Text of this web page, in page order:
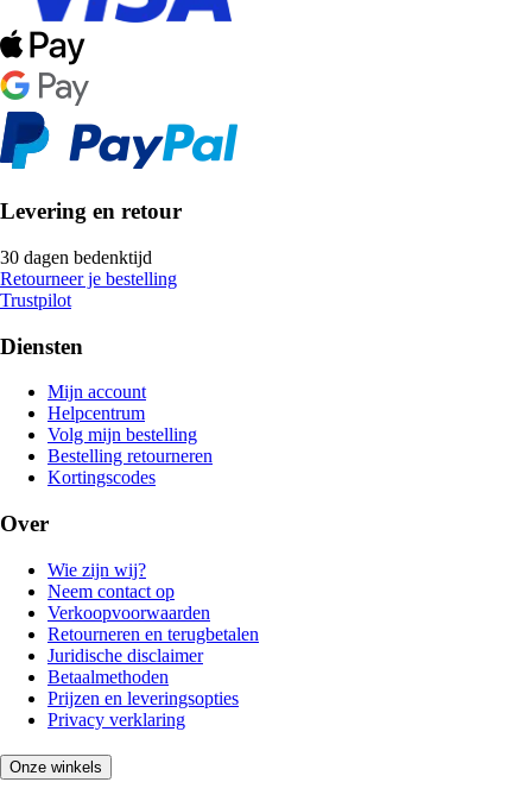
Levering en retour
30 dagen bedenktijd
Retourneer je bestelling
Trustpilot
Diensten
Mijn account
Helpcentrum
Volg mijn bestelling
Bestelling retourneren
Kortingscodes
Over
Wie zijn wij?
Neem contact op
Verkoopvoorwaarden
Retourneren en terugbetalen
Juridische disclaimer
Betaalmethoden
Prijzen en leveringsopties
Privacy verklaring
Onze winkels